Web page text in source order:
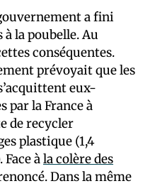
a fini
la poubelle. Au
conséquentes.
prévoyait que les
eux-
par la France à
de recycler
plastique (1,4
àla colère des
Dans la même